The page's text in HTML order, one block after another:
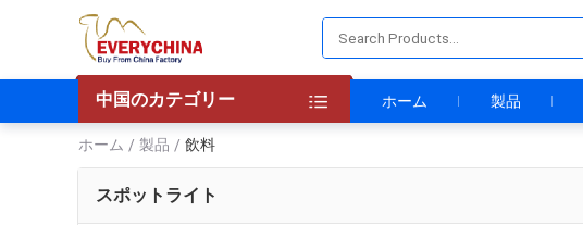
中国のカテゴリー ホーム 製品
ホーム / 製品 / 飲料
スポットライト